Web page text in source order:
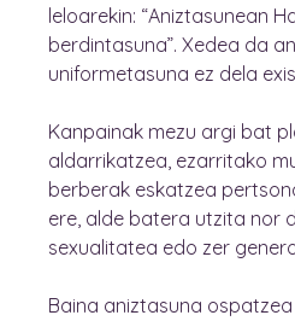
leloarekin: “Aniztasunean
berdintasuna”. Xedea da
uniformetasuna ez dela
Kanpainak mezu argi bat
aldarrikatzea, ezarritako
berberak eskatzea
ere, alde batera utzita nor
sexualitatea edo zer
Baina aniztasuna